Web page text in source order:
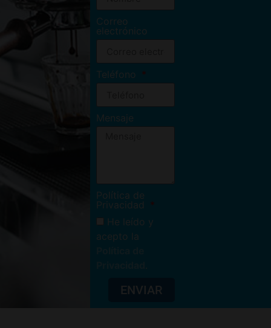
Correo
electrónico
Teléfono
Mensaje
Política de
Privacidad
He leído y
acepto la
ENVIAR